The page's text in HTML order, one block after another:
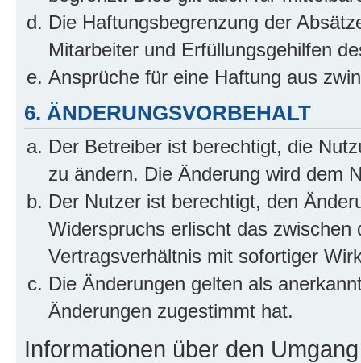
Die Haftungsbegrenzung der
Mitarbeiter und Erfüllungsgehilfen
Ansprüche für eine Haftung aus
6. ÄNDERUNGSVORBEHALT
Der Betreiber ist berechtigt, die
zu ändern. Die Änderung wird dem
Der Nutzer ist berechtigt, den
Widerspruchs erlischt das
Vertragsverhältnis mit sofortiger
Die Änderungen gelten als
Änderungen zugestimmt hat.
Informationen über den